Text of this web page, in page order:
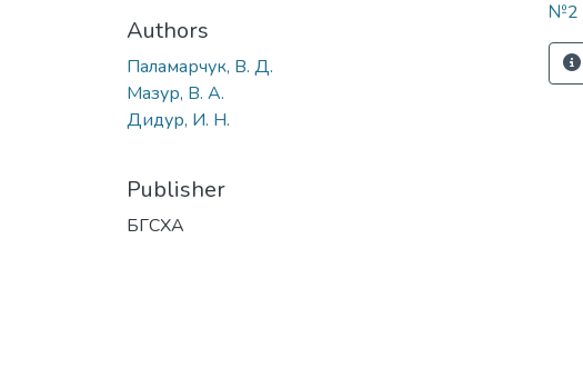
Authors
Паламарчук, В. Д.
Мазур, В. А.
Дидур, И. Н.
Publisher
БГСХА
№2